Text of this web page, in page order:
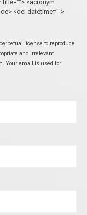
title=""> <acronym
<del datetime="">
license to reproduce
and irrelevant
Your email is used for